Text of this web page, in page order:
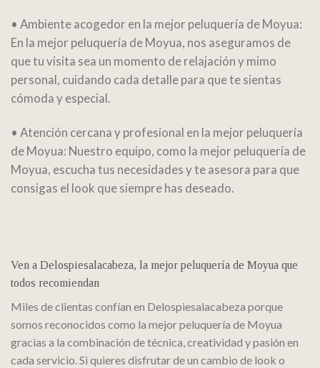
• Ambiente acogedor en la mejor peluquería de Moyua:
En la mejor peluquería de Moyua, nos aseguramos de
que tu visita sea un momento de relajación y mimo
personal, cuidando cada detalle para que te sientas
cómoda y especial.
• Atención cercana y profesional en la mejor peluquería
de Moyua: Nuestro equipo, como la mejor peluquería de
Moyua, escucha tus necesidades y te asesora para que
consigas el look que siempre has deseado.
Ven a Delospiesalacabeza, la mejor peluquería de Moyua que
todos recomiendan
Miles de clientas confían en Delospiesalacabeza porque
somos reconocidos como la mejor peluquería de Moyua
gracias a la combinación de técnica, creatividad y pasión en
cada servicio. Si quieres disfrutar de un cambio de look o